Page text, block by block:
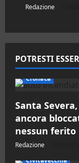
Redazione
POTRESTI
Cronaca
Santa
ancora
nessun ferito
Redazione
Civitavecchia